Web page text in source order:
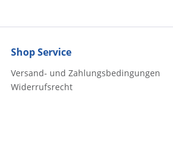
Shop Service
Versand- und Zahlungsbedingungen
Widerrufsrecht